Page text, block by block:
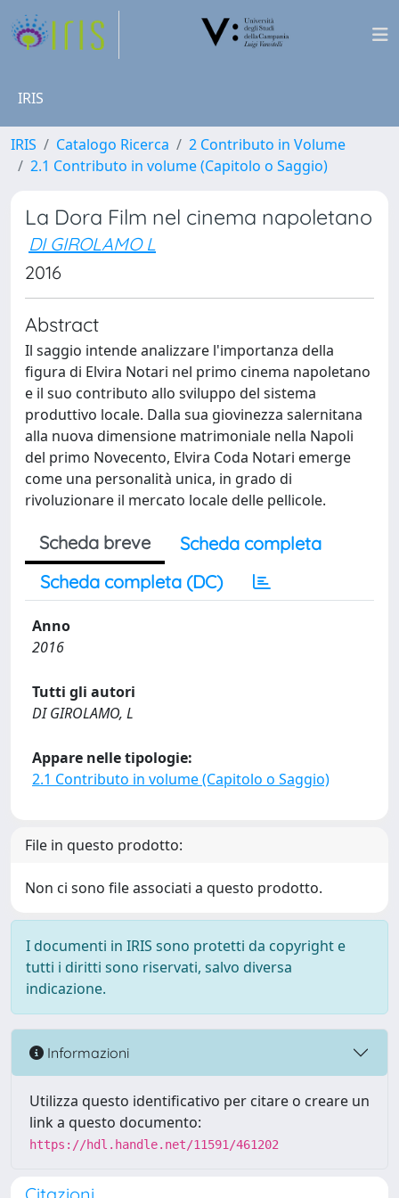
IRIS
IRIS Catalogo Ricerca
2 Contributo in Volume
2.1 Contributo in volume (Capitolo o Saggio)
La Dora Film nel cinema napoletano
DI GIROLAMO L
2016
Abstract
Il saggio intende analizzare l'importanza della
figura di Elvira Notari nel primo cinema napoletano
e il suo contributo allo sviluppo del sistema
produttivo locale. Dalla sua giovinezza salernitana
alla nuova dimensione matrimoniale nella Napoli
del primo Novecento, Elvira Coda Notari emerge
come una personalità unica, in grado di
rivoluzionare il mercato locale delle pellicole.
Scheda breve
Scheda completa
Scheda completa (DC)
Anno
2016
Tutti gli autori
DI GIROLAMO, L
Appare nelle tipologie:
2.1 Contributo in volume (Capitolo o Saggio)
File in questo prodotto:
Non ci sono file associati a questo prodotto.
I documenti in IRIS sono protetti da copyright e
tutti i diritti sono riservati, salvo diversa
indicazione.
Informazioni
Utilizza questo identificativo per citare o creare un
link a questo documento:
https://hdl.handle.net/11591/461202